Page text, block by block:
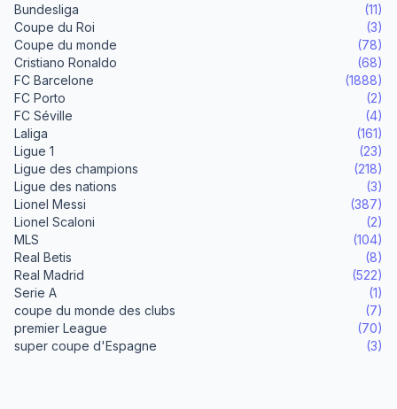
Bundesliga
(11)
Coupe du Roi
(3)
Coupe du monde
(78)
Cristiano Ronaldo
(68)
FC Barcelone
(1888)
FC Porto
(2)
FC Séville
(4)
Laliga
(161)
Ligue 1
(23)
Ligue des champions
(218)
Ligue des nations
(3)
Lionel Messi
(387)
Lionel Scaloni
(2)
MLS
(104)
Real Betis
(8)
Real Madrid
(522)
Serie A
(1)
coupe du monde des clubs
(7)
premier League
(70)
super coupe d'Espagne
(3)